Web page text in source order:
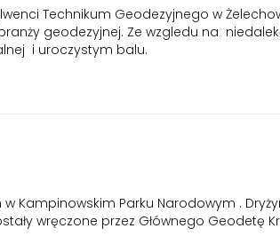
Technikum Geodezyjnego w
geodezyjnej. Ze wzgledu na
i uroczystym balu.
Kampinowskim Parku Narodowym .
wręczone przez Głównego Geodetę